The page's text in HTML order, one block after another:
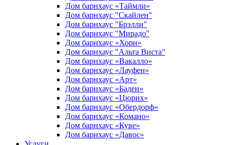
Дом барнхаус «Таймли»
Дом барнхаус "Скайлен"
Дом барнхаус "Брэлли"
Дом барнхаус "Мирадо"
Дом барнхаус «Хорн»
Дом барнхаус "Альта Виста"
Дом барнхаус «Вакалло»
Дом барнхаус «Лауфен»
Дом барнхаус «Арт»
Дом барнхаус «Баден»
Дом барнхаус «Цюрих»
Дом барнхаус «Обердорф»
Дом барнхаус «Комано»
Дом барнхаус «Куве»
Дом барнхаус «Давос»